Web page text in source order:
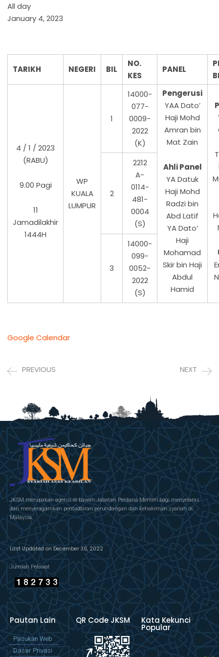
All day
January 4, 2023
TARIKH NEGERI BIL
NO.
KES
PANEL
4 / 1 / 2023
(RABU)
9.00 Pagi
11
Jamadilakhir
1444H
WP
KUALA
LUMPUR
1
14000-
077-
0009-
2022
(K)
Pengerusi
YAA Dato’
Haji Mohd
Amran bin
Mat Zain
Ahli Panel
YA Datuk
Haji Mohd
Radzi bin
Abd Latif
YA Dato’
Haji
Mohamad
Skir bin Haji
Abdul
Hamid
2
2212
A-
0114-
481-
0004
(S)
3
14000-
099-
0052-
2022
(S)
Google Calendar
PREVIOUS NEXT
JKSM merupakan agensi di bawah Jabatan Perdana Menteri bagi menyelaras
dan menyeragamkan pentadbiran perundangan dan kehakiman syariah di
Malaysia.
Last Updated on December 30, 2022
Jumlah Pelawat
Pautan Lain
Pasukan Web
Dasar Privasi
QR Code JKSM Kata Kekunci
Popular